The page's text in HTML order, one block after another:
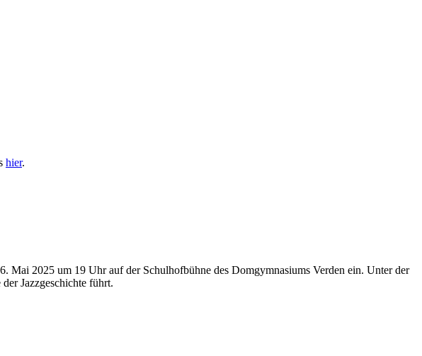
hier.
Mai 2025 um 19 Uhr auf der Schulhofbühne des Domgymnasiums Verden ein. Unter der
Jazzgeschichte führt.